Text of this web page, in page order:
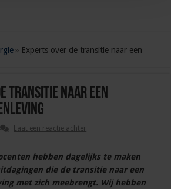
» Experts over de transitie naar een
transitie naar een
Laat een reactie achter
hebben dagelijks te maken
die de transitie naar een
met zich meebrengt. Wij hebben